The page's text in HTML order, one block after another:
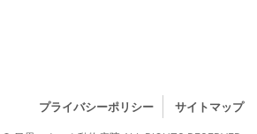
プライバシーポリシー サイトマップ